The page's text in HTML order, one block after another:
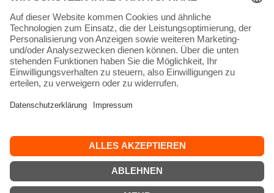
MO geschlossen
INFORMATIONEN
Kontakt
Impressum
AGB